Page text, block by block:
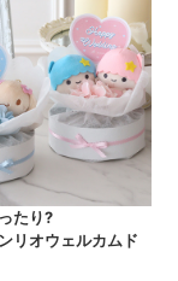
たり?
リオウェルカムド